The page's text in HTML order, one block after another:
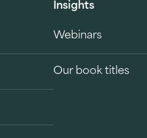
Insights
Webinars
Our book titles